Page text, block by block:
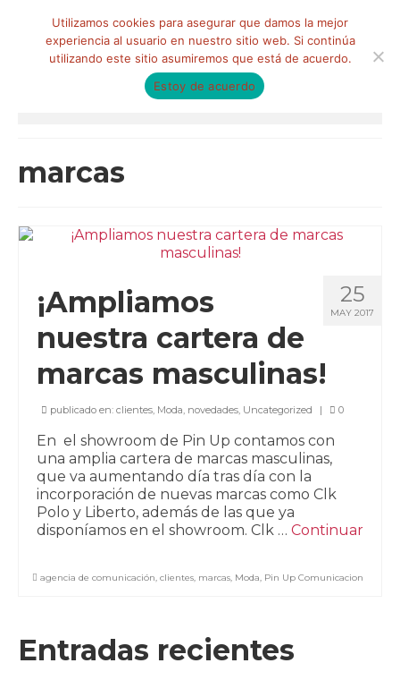
QUIÉNES SOMOS
Qué hacemos
Marketing de influencia
Equipo
CLIENTES
BLOG
CONTACTO
marcas
25
MAY 2017
¡Ampliamos
nuestra cartera de
marcas masculinas!
publicado en: clientes, Moda, novedades, Uncategorized | 0
En el showroom de Pin Up contamos con
una amplia cartera de marcas masculinas,
que va aumentando día tras día con la
incorporación de nuevas marcas como Clk
Polo y Liberto, además de las que ya
disponíamos en el showroom. Clk … Continuar
agencia de comunicación, clientes, marcas, Moda, Pin Up Comunicacion
Entradas recientes
Utilizamos cookies para asegurar que damos la mejor
experiencia al usuario en nuestro sitio web. Si continúa
utilizando este sitio asumiremos que está de acuerdo.
Estoy de acuerdo